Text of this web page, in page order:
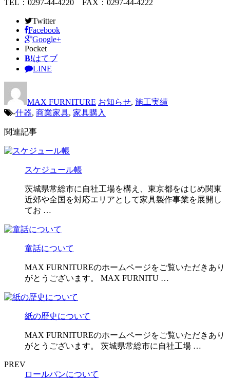
TEL：0297-44-4220 FAX：0297-44-4222
Twitter
Facebook
Google+
Pocket
B!はてブ
LINE
MAX FURNITURE お知らせ, 施工実績
-什器, 商業家具, 家具購入
関連記事
スケジュール帳
茨城県常総市に自社工場を構え、東京都をはじめ関東
近郊や全国を対応エリアとして家具製作事業を展開し
てお …
童話について
MAX FURNITUREのホームページをご覧いただきあり
がとうございます。 MAX FURNITU …
紙の歴史について
MAX FURNITUREのホームページをご覧いただきあり
がとうございます。 茨城県常総市に自社工場 …
PREV
ロールパンについて